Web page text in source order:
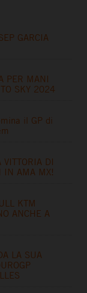
GARCIA
PER MANI
SKY 2024
il GP di
DI
IN AMA MX!
KTM
ANCHE A
LA SUA